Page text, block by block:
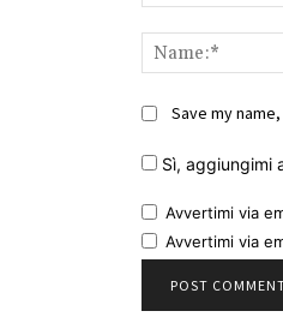
Save my
Sì, aggiungimi
Avvertimi via
Avvertimi via